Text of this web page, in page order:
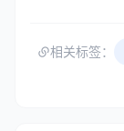
相关标签：